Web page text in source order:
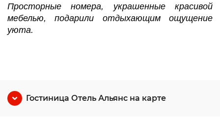
Просторные номера, украшенные красивой
мебелью, подарили отдыхающим ощущение
уюта.
Гостиница Отель Альянс на карте